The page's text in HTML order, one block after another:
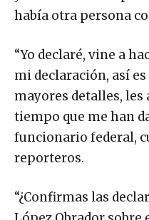
había otra persona
“Yo declaré, vine a
mi declaración, así
mayores detalles,
tiempo que me han
funcionario federal,
reporteros.
“¿Confirmas las
López Obrador sobre